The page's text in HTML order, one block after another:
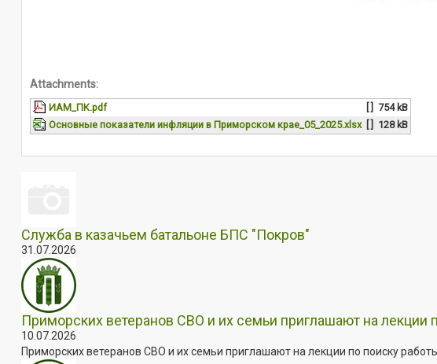
Attachments:
ИАМ_ПК.pdf
754 kB
Основные показатели инфляции в Приморском крае_05_2025.xlsx
128 kB
Служба в казачьем батальоне БПС "Покров"
31.07.2026
Приморских ветеранов СВО и их семьи приглашают на лекции
10.07.2026
Приморских ветеранов СВО и их семьи приглашают на лекции по поиску